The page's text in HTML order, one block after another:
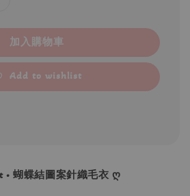
加入購物車
Add to wishlist
• 蝴蝶結圖案針織毛衣 ღ